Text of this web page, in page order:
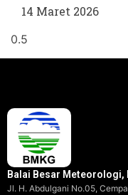
14 Maret 2026
Balai Besar Meteorologi,
Jl. H. Abdulgani No.05,